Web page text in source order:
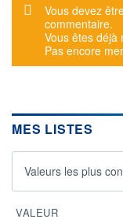
Message
Vous devez
commentaire.
Vous êtes déjà
Pas encore
MES LISTES
Valeurs les plus
VALEUR